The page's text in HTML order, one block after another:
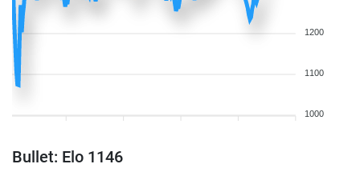
1200
1100
1000
Bullet: Elo 1146